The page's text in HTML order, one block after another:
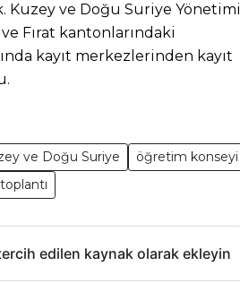
Kuzey ve Doğu Suriye Yönetimi
Fırat kantonlarındaki
kayıt merkezlerinden kayıt
ve Doğu Suriye
öğretim konseyi
toplantı
edilen kaynak olarak ekleyin